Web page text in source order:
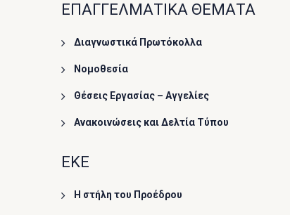
ΕΠΑΓΓΕΛΜΑΤΙΚΑ ΘΕΜΑΤΑ
Διαγνωστικά Πρωτόκολλα
Νομοθεσία
Θέσεις Εργασίας – Αγγελίες
Ανακοινώσεις και Δελτία Τύπου
ΕΚΕ
Η στήλη του Προέδρου